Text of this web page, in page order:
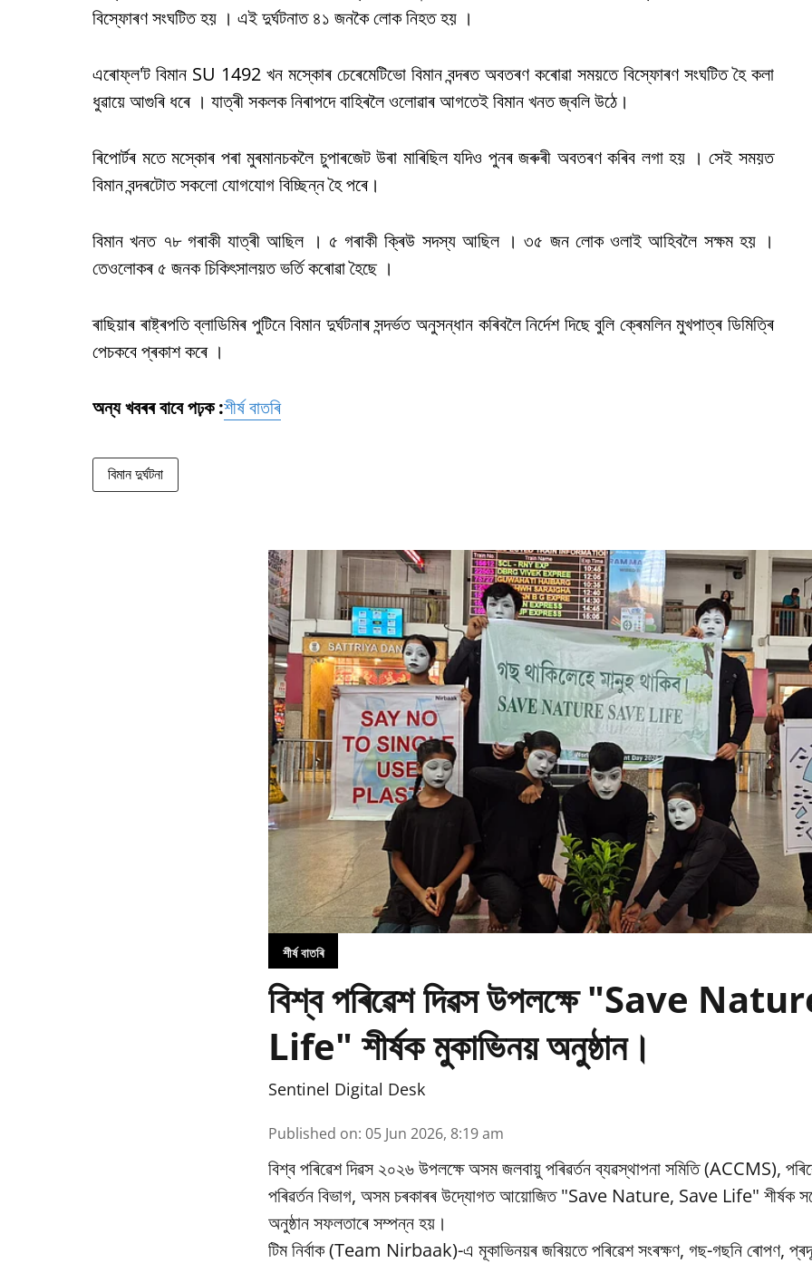
বিস্ফোৰণ সংঘটিত হয় । এই দুৰ্ঘটনাত ৪১ জনকৈ লোক নিহত হয় ।
এৰোফ্ল'ট বিমান SU 1492 খন মস্কোৰ চেৰেমেটিভো বিমান বন্দৰত অবতৰণ কৰোৱা সময়তে বিস্ফোৰণ সংঘটিত হৈ কলা
ধুৱায়ে আগুৰি ধৰে । যাত্ৰী সকলক নিৰাপদে বাহিৰলৈ ওলোৱাৰ আগতেই বিমান খনত জ্বলি উঠে।
ৰিপোৰ্টৰ মতে মস্কোৰ পৰা মুৰমানচকলৈ চুপাৰজেট উৰা মাৰিছিল যদিও পুনৰ জৰুৰী অবতৰণ কৰিব লগা হয় । সেই সময়ত
বিমান বন্দৰটোত সকলো যোগযোগ বিচ্ছিন্ন হৈ পৰে।
বিমান খনত ৭৮ গৰাকী যাত্ৰী আছিল । ৫ গৰাকী ক্ৰিউ সদস্য আছিল । ৩৫ জন লোক ওলাই আহিবলৈ সক্ষম হয় ।
তেওলোকৰ ৫ জনক চিকিৎসালয়ত ভৰ্তি কৰোৱা হৈছে ।
ৰাছিয়াৰ ৰাষ্ট্ৰপতি ব্লাডিমিৰ পুটিনে বিমান দুৰ্ঘটনাৰ সন্দৰ্ভত অনুসন্ধান কৰিবলৈ নিৰ্দেশ দিছে বুলি ক্ৰেমলিন মুখপাত্ৰ ডিমিত্ৰি
পেচকবে প্ৰকাশ কৰে ।
অন্য খবৰৰ বাবে পঢ়ক :শীৰ্ষ বাতৰি
বিমান দুৰ্ঘটনা
শীৰ্ষ বাতৰি
বিশ্ব পৰিৱেশ দিৱস উপলক্ষে "Save
Life" শীৰ্ষক মুকাভিনয় অনুষ্ঠান।
Sentinel Digital Desk
Published on: 05 Jun 2026, 8:19 am
বিশ্ব পৰিৱেশ দিৱস ২০২৬ উপলক্ষে অসম জলবায়ু পৰিৱর্তন ব্যৱস্থাপনা সমিতি (ACCMS),
পৰিৱর্তন বিভাগ, অসম চৰকাৰৰ উদ্যোগত আয়োজিত "Save Nature, Save Life" শীৰ্ষক
অনুষ্ঠান সফলতাৰে সম্পন্ন হয়।
টিম নিৰ্বাক (Team Nirbaak)-এ মূকাভিনয়ৰ জৰিয়তে পৰিৱেশ সংৰক্ষণ, গছ-গছনি ৰোপণ,